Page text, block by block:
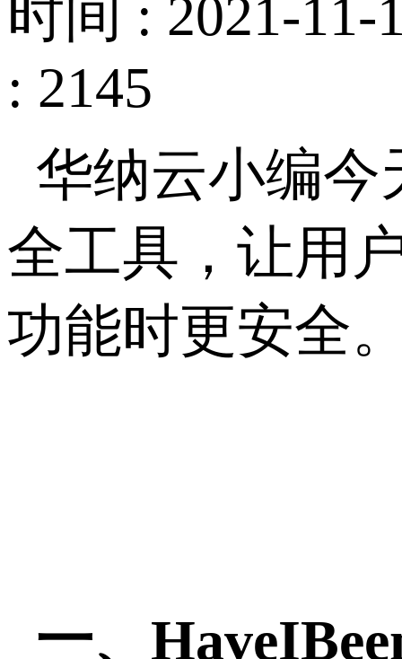
时间 : 2021-11-
: 2145
华纳云小编今
全工具，让用
功能时更安全
一、